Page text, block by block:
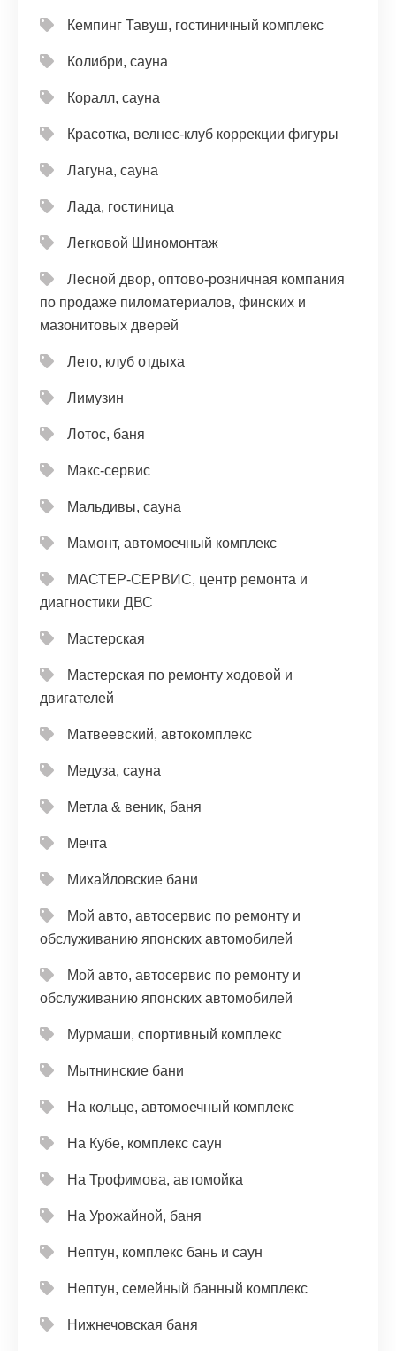
Кемпинг Тавуш, гостиничный комплекс
Колибри, сауна
Коралл, сауна
Красотка, велнес-клуб коррекции фигуры
Лагуна, сауна
Лада, гостиница
Легковой Шиномонтаж
Лесной двор, оптово-розничная компания
по продаже пиломатериалов, финских и
мазонитовых дверей
Лето, клуб отдыха
Лимузин
Лотос, баня
Макс-сервис
Мальдивы, сауна
Мамонт, автомоечный комплекс
МАСТЕР-СЕРВИС, центр ремонта и
диагностики ДВС
Мастерская
Мастерская по ремонту ходовой и
двигателей
Матвеевский, автокомплекс
Медуза, сауна
Метла & веник, баня
Мечта
Михайловские бани
Мой авто, автосервис по ремонту и
обслуживанию японских автомобилей
Мой авто, автосервис по ремонту и
обслуживанию японских автомобилей
Мурмаши, спортивный комплекс
Мытнинские бани
На кольце, автомоечный комплекс
На Кубе, комплекс саун
На Трофимова, автомойка
На Урожайной, баня
Нептун, комплекс бань и саун
Нептун, семейный банный комплекс
Нижнечовская баня